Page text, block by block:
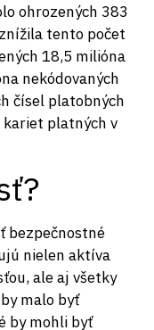
ohrozených 383
tento počet
18,5 milióna
nekódovaných
čísel platobných
platných v
bezpečnostné
nielen aktíva
ale aj všetky
malo byť
by mohli byť